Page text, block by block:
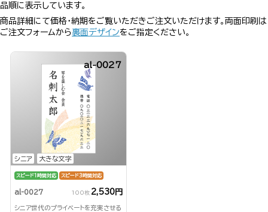
品順に表示しています。
商品詳細にて価格・納期をご覧いただきご注文いただけます。両面印刷は
ご注文フォームから裏面デザインをご指定ください。
シニア 大きな文字
al-0027
スピード1時間対応 スピード3時間対応
al-0027 100枚 2,530円
シニア世代のプライベートを充実させる